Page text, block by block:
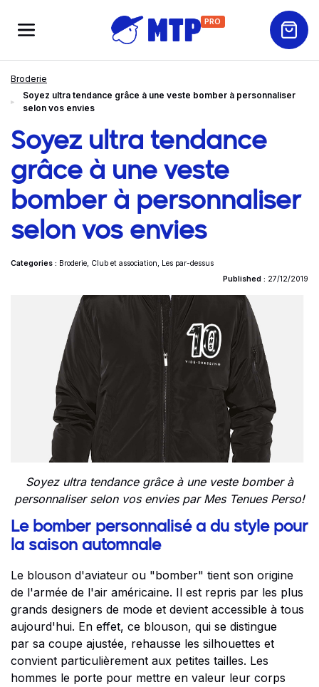
PRO
Broderie
Soyez ultra tendance grâce à une veste bomber à personnaliser
selon vos envies
Soyez ultra tendance
grâce à une veste
bomber à personnaliser
selon vos envies
Categories : Broderie Club et association
Les par-dessus
Published : 27/12/2019
Soyez ultra tendance grâce à une veste bomber à
personnaliser selon vos envies par Mes Tenues Perso!
Le bomber personnalisé a du style pour
la saison automnale
Le blouson d'aviateur ou "bomber" tient son origine
de l'armée de l'air américaine. Il est repris par les plus
grands designers de mode et devient accessible à tous
aujourd'hui. En effet, ce blouson, qui se distingue
par sa coupe ajustée, rehausse les silhouettes et
convient particulièrement aux petites tailles. Les
hommes le porte pour mettre en valeur leur corps